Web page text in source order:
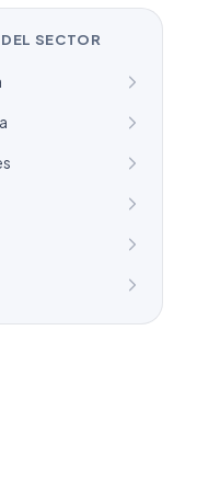
SECTOR